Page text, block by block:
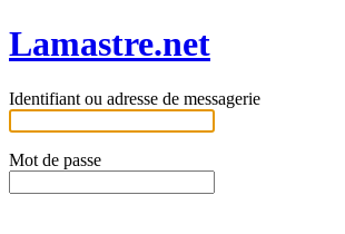
Lamastre.net
Identifiant ou adresse de messagerie
Mot de passe